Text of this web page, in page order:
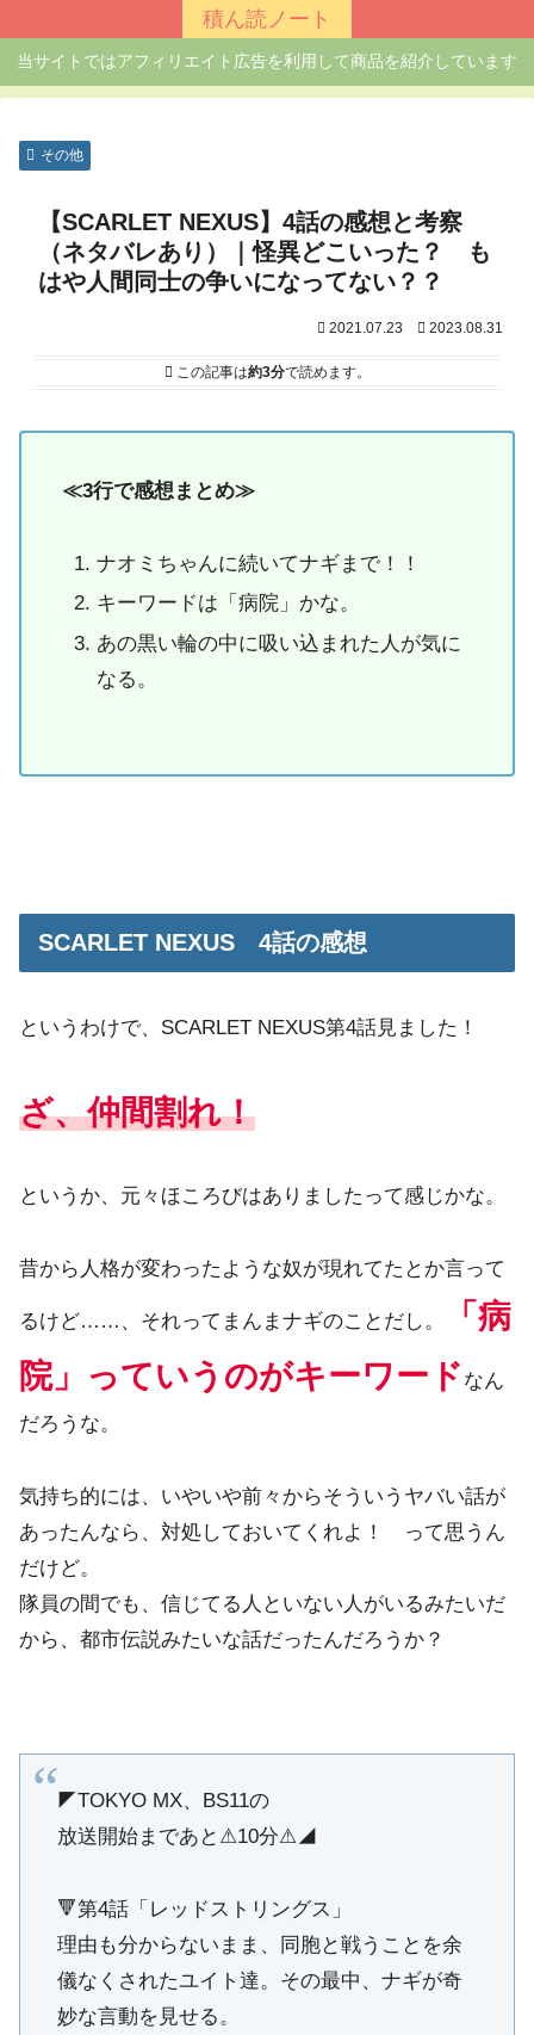
積ん読ノート
当サイトではアフィリエイト広告を利用して商品を紹介しています
その他
【SCARLET NEXUS】4話の感想と考察
（ネタバレあり）｜怪異どこいった？ も
はや人間同士の争いになってない？？
2021.07.23 2023.08.31
この記事は約3分で読めます。
≪3行で感想まとめ≫
ナオミちゃんに続いてナギまで！！
キーワードは「病院」かな。
あの黒い輪の中に吸い込まれた人が気に
なる。
SCARLET NEXUS 4話の感想
というわけで、SCARLET NEXUS第4話見ました！
ざ、仲間割れ！
というか、元々ほころびはありましたって感じかな。
昔から人格が変わったような奴が現れてたとか言って
るけど……、それってまんまナギのことだし。
「病
院」っていうのがキーワード なん
だろうな。
気持ち的には、いやいや前々からそういうヤバい話が
あったんなら、対処しておいてくれよ！ って思うん
だけど。
隊員の間でも、信じてる人といない人がいるみたいだ
から、都市伝説みたいな話だったんだろうか？
◤TOKYO MX、BS11の
放送開始まであと⚠10分⚠◢
🔻第4話「レッドストリングス」
理由も分からないまま、同胞と戦うことを余
儀なくされたユイト達。その最中、ナギが奇
妙な言動を見せる。